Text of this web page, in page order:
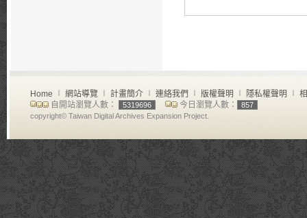
Home ∣ 網站導覽 ∣ 計畫簡介 ∣ 連絡我們 ∣ 版權聲明 ∣ 隱私權聲明 ∣
自開站瀏覽人數：
5319696 今日瀏覽人數：
857
copyright© Taiwan Digital Archives Expansion Project.